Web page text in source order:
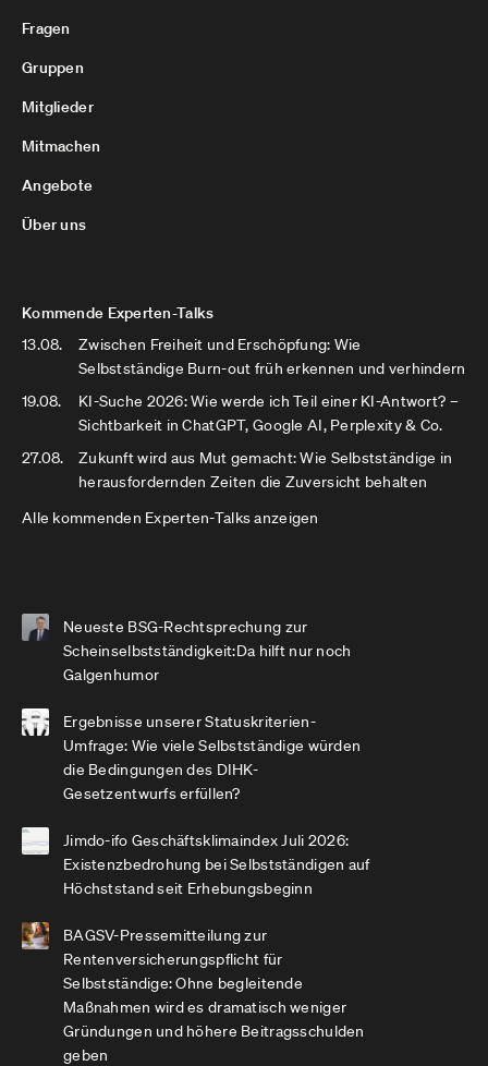
Fragen
Gruppen
Mitglieder
Mitmachen
Angebote
Über uns
Kommende Experten-Talks
13.08.
Zwischen Freiheit und Erschöpfung: Wie
Selbstständige Burn-out früh erkennen und verhindern
19.08.
KI-Suche 2026: Wie werde ich Teil einer KI-Antwort? –
Sichtbarkeit in ChatGPT, Google AI, Perplexity & Co.
27.08.
Zukunft wird aus Mut gemacht: Wie Selbstständige in
herausfordernden Zeiten die Zuversicht behalten
Alle kommenden Experten-Talks anzeigen
Neueste BSG-Rechtsprechung zur
Scheinselbstständigkeit:Da hilft nur noch
Galgenhumor
Ergebnisse unserer Statuskriterien-
Umfrage: Wie viele Selbstständige würden
die Bedingungen des DIHK-
Gesetzentwurfs erfüllen?
Jimdo-ifo Geschäftsklimaindex Juli 2026:
Existenzbedrohung bei Selbstständigen auf
Höchststand seit Erhebungsbeginn
BAGSV-Pressemitteilung zur
Rentenversicherungspflicht für
Selbstständige: Ohne begleitende
Maßnahmen wird es dramatisch weniger
Gründungen und höhere Beitragsschulden
geben